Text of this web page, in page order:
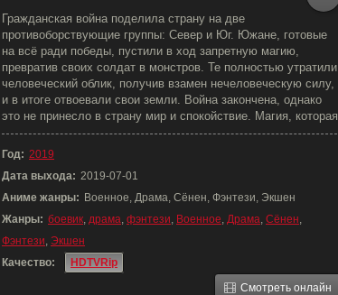
Гражданская война поделила страну на две
противоборствующие группы: Север и Юг. Южане, готовые
на всё ради победы, пустили в ход запретную магию,
превратив своих солдат в монстров. Те полностью утратили
человеческий облик, получив взамен нечеловеческую силу,
и в итоге отвоевали свои земли. Война закончена, однако
это не принесло в страну мир и спокойствие. Магия, которая
Год: 2019
Дата выхода: 2019-07-01
Аниме жанры: Военное, Драма, Сёнен, Фэнтези, Экшен
Жанры: боевик, драма, фэнтези, Военное, Драма, Сёнен,
Фэнтези, Экшен
Качество:
HDTVRip
Смотреть онлайн